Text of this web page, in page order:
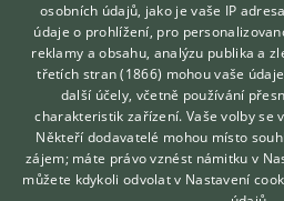
Benešov, okr. Benešov
Zobrazit více
osobních údajů, jako je vaše IP
údaje o prohlížení, pro
reklamy a obsahu, analýzu publika a
třetích stran (1866) mohou vaše
další účely, včetně používání
charakteristik zařízení. Vaše volby se
Někteří dodavatelé mohou místo
zájem; máte právo vznést námitku v
můžete kdykoli odvolat v Nastavení